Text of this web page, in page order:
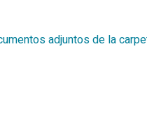
adjuntos de la